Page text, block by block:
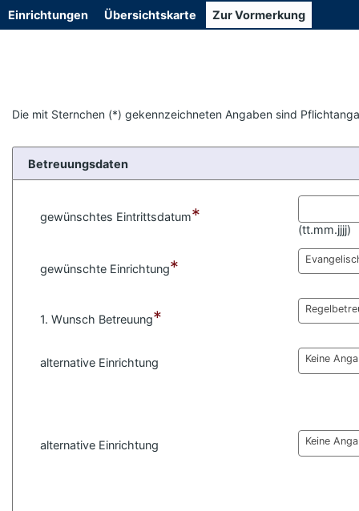
r
Einrichtungen Übersichtskarte Zur Vormerkung
Die mit Sternchen (*) gekennzeichneten Angaben sind
Betreuungsdaten
gewünschtes Eintrittsdatum*
(tt.mm.jjjj)
gewünschte Einrichtung*
1. Wunsch Betreuung*
alternative Einrichtung Keine
alternative Einrichtung Keine